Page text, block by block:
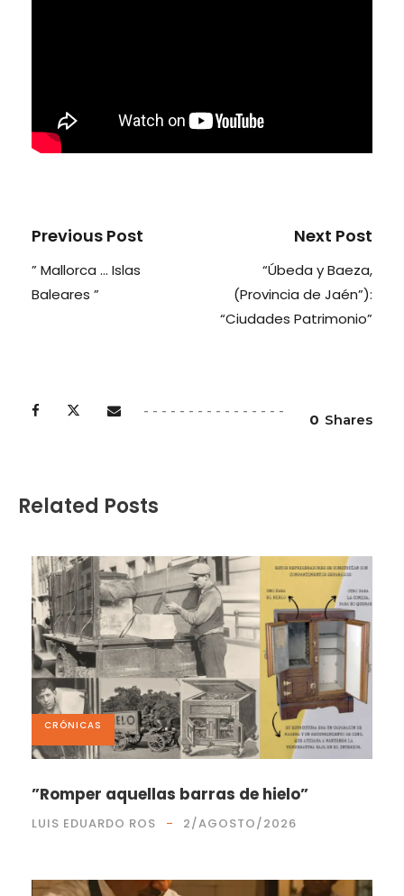
Previous Post
” Mallorca … Islas
Baleares ”
Next Post
“Úbeda y Baeza,
(Provincia de Jaén”):
“Ciudades Patrimonio”
0 Shares
Related Posts
CRÓNICAS
”Romper aquellas barras de hielo”
LUIS EDUARDO ROS 2/AGOSTO/2026